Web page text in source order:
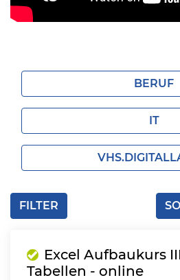
BERUF
IT
FILTER
Excel Aufbaukurs
Tabellen - online